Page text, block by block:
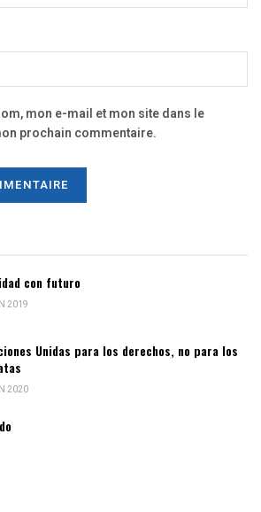
mon e-mail et mon site dans le
prochain commentaire.
con futuro
2019
Unidas para los derechos, no para los
2020